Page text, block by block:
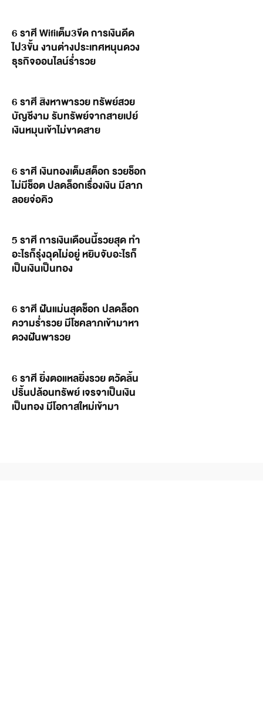
6 ราศี Wifiเต็ม3ขีด การเงินดีด
ไป3ขั้น งานต่างประเทศหนุนดวง
ธุรกิจออนไลน์ร่ำรวย
6 ราศี สิงหาพารวย ทรัพย์สวย
บัญชีงาม รับทรัพย์จากสายเปย์
เงินหมุนเข้าไม่ขาดสาย
6 ราศี เงินทองเต็มสต็อก รวยช็อก
ไม่มีช็อต ปลดล็อกเรื่องเงิน มีลาภ
ลอยจ่อคิว
5 ราศี การเงินเดือนนี้รวยสุด ทำ
อะไรก็รุ่งฉุดไม่อยู่ หยิบจับอะไรก็
เป็นเงินเป็นทอง
6 ราศี ฝันแม่นสุดช็อก ปลดล็อก
ความร่ำรวย มีโชคลาภเข้ามาหา
ดวงฝันพารวย
6 ราศี ยิ่งตอแหลยิ่งรวย ตวัดลิ้น
ปริ้นปล้อนทรัพย์ เจรจาเป็นเงิน
เป็นทอง มีโอกาสใหม่เข้ามา